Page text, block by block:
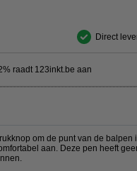
Direct
raadt 123inkt.be aan
om de punt van de balpen
aan. Deze pen heeft